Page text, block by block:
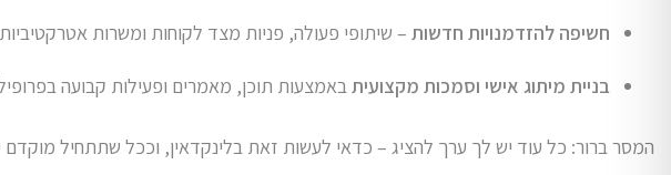
חשיפה להזדמנויות חדשות – שיתופי פעולה, פניות מצד לקוחות ומשרות
בניית מיתוג אישי וסמכות מקצועיתבאמצעות תוכן, מאמרים ופעילות קבועה
המסר ברור: כל עוד יש לך ערך להציג – כדאי לעשות זאת בלינקדאין, וככל שתתחיל מוקדם